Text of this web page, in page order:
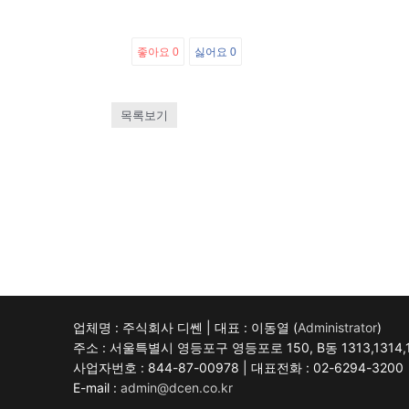
좋아요 0 싫어요 0
목록보기
업체명 : 주식회사 디쎈 | 대표 : 이동열 (Administrator)
주소 : 서울특별시 영등포구 영등포로 150, B동
사업자번호 : 844-87-00978 | 대표전화 : 02-6294-3200
E-mail : admin@dcen.co.kr